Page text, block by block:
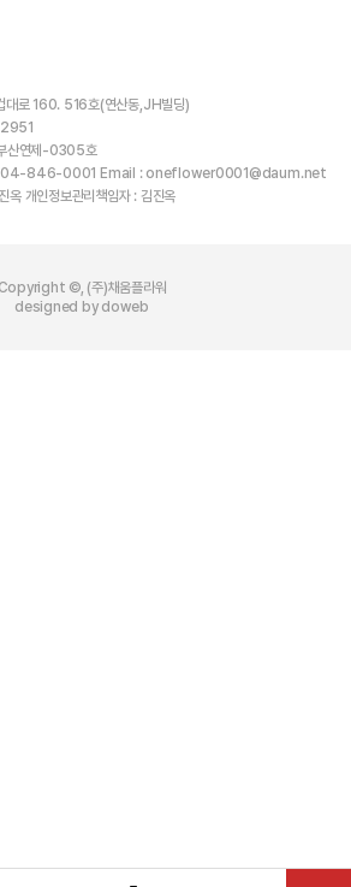
대로 160. 516호(연산동,JH빌딩)
산연제-0305호
846-0001 Email : oneflower0001@daum.net
옥 개인정보관리책임자 : 김진옥
Copyright ©, (주)채움플라워
designed by doweb